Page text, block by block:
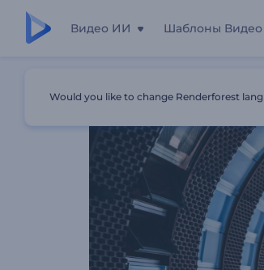
Видео ИИ Шаблоны Видео
Would you like to change Renderforest